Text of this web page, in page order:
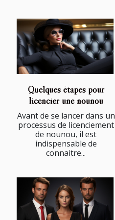
Quelques étapes pour
licencier une nounou
Avant de se lancer dans un
processus de licenciement
de nounou, il est
indispensable de
connaitre...